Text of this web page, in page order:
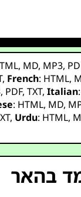
, MD, MP3,
, French: HTML,
, PDF,TXT,Italian:
: HTML, MD,
, Urdu: HTML,
בהאר